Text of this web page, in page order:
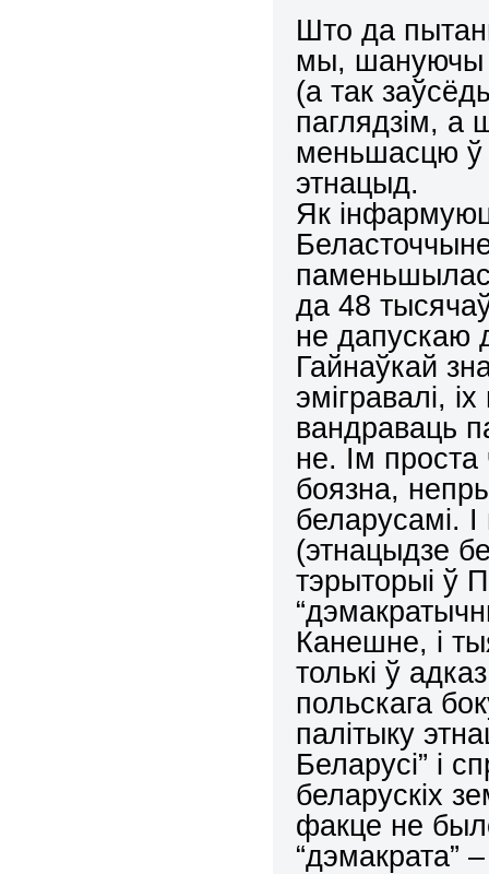
Што да
мы, шануючы
(а так
паглядзім, а
меньшасцю
этнацыд.
Як
да 48
не дапускаю
Гайнаўкай
эмігравалі,
вандраваць
не. Ім проста
боязна,
беларусамі.
(этнацыдзе
тэрыторыі ў
Канешне, і
толькі ў
польскага
палітыку
Беларусі” і
беларускіх
факце не
“дэмакрата” –